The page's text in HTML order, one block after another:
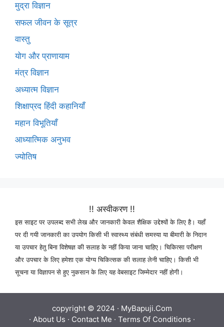
मुद्रा विज्ञान
सफल जीवन के सूत्र
वास्तु
योग और प्राणायाम
मंत्र विज्ञान
अध्यात्म विज्ञान
शिक्षाप्रद हिंदी कहानियाँ
महान विभूतियाँ
आध्यात्मिक अनुभव
ज्योतिष
!! अस्वीकरण !!
इस साइट पर उपलब्द सभी लेख और जानकारी केवल शैक्षिक उद्देश्यों के लिए है। यहाँ
पर दी गयी जानकारी का उपयोग किसी भी स्वास्थ्य संबंधी समस्या या बीमारी के निदान
या उपचार हेतु बिना विशेषज्ञ की सलाह के नहीं किया जाना चाहिए। चिकित्सा परीक्षण
और उपचार के लिए हमेशा एक योग्य चिकित्सक की सलाह लेनी चाहिए। किसी भी
सूचना या विज्ञापन से हुए नुकसान के लिए यह वेबसाइट जिम्मेदार नहीं होगी।
copyright © 2024 · MyBapuji.Com
· About Us · Contact Me · Terms Of Conditions ·